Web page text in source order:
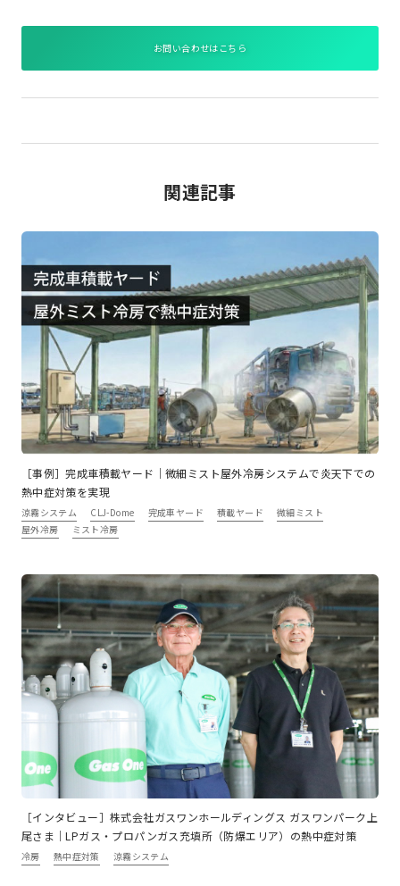
お問い合わせはこちら
関連記事
［事例］完成車積載ヤード｜微細ミスト屋外冷房システムで炎天下での
熱中症対策を実現
涼霧システム CLJ-Dome 完成車ヤード 積載ヤード
微細ミスト
屋外冷房
ミスト冷房
［インタビュー］株式会社ガスワンホールディングス ガスワンパーク上
尾さま｜LPガス・プロパンガス充填所（防爆エリア）の熱中症対策
冷房 熱中症対策 涼霧システム